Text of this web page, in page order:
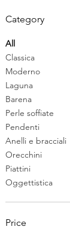
Category
All
Classica
Moderno
Laguna
Barena
Perle soffiate
Pendenti
Anelli e bracciali
Orecchini
Piattini
Oggettistica
Price